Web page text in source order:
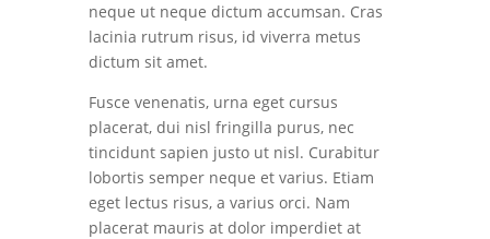
neque ut neque dictum accumsan. Cras
lacinia rutrum risus, id viverra metus
dictum sit amet.
Fusce venenatis, urna eget cursus
placerat, dui nisl fringilla purus, nec
tincidunt sapien justo ut nisl. Curabitur
lobortis semper neque et varius. Etiam
eget lectus risus, a varius orci. Nam
placerat mauris at dolor imperdiet at